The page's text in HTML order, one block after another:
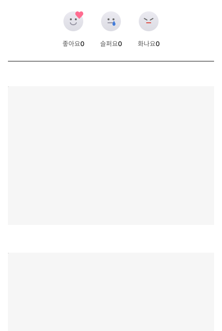
좋아요0
슬퍼요0
화나요0